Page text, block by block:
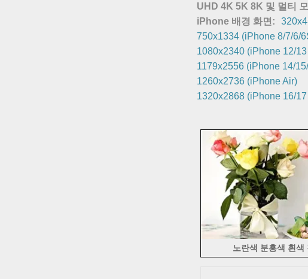
UHD 4K 5K 8K 및 멀티
iPhone 배경 화면:
750x1334 (iPhone 8/7/6/
1080x2340 (iPhone 12/
1179x2556 (iPhone 14/
1260x2736 (iPhone Air)
1320x2868 (iPhone 16/
노란색 분홍색 흰색